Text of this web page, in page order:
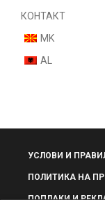
КОНТАКТ
MK
AL
УСЛОВИ И
ПОЛИТИКА НА